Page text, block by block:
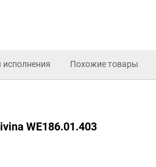
Похожие товары
WE186.01.403